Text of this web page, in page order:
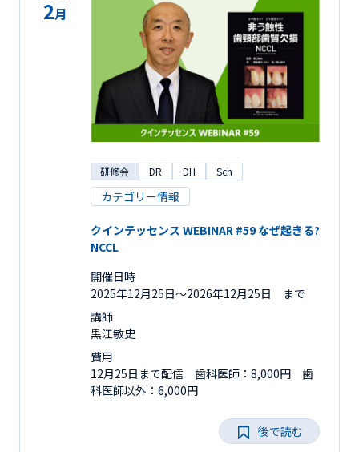
2月
研修会 DR DH Sch
カテゴリー情報
クインテッセンス WEBINAR #59 なぜ起きる?
NCCL
開催日時
2025年12月25日〜2026年12月25日 まで
講師
黒江敏史
費用
12月25日まで配信 歯科医師：8,000円 歯
科医師以外：6,000円
後で読む